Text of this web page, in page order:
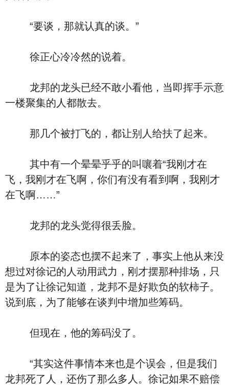
“要谈，那就认真的谈。”
徐正心冷冷然的说着。
龙邦的龙头已经不敢小看他，当即挥手示意
一楼聚集的人都散去。
那几个被打飞的，都让别人给扶了起来。
其中有一个晕晕乎乎的叫嚷着“我刚才在
飞，我刚才在飞啊，你们有没有看到啊，我刚才
在飞啊……”
龙邦的龙头觉得很丢脸。
原本的姿态也摆不起来了，事实上他从来没
想过对徐记的人动用武力，刚才摆那种排场，只
是为了让徐记知道，龙邦不是好欺负的软柿子。
说到底，为了能够在谈判中增加些筹码。
但现在，他的筹码没了。
“其实这件事情本来也是个误会，但是我们
龙邦死了人，还伤了那么多人。徐记如果不赔偿